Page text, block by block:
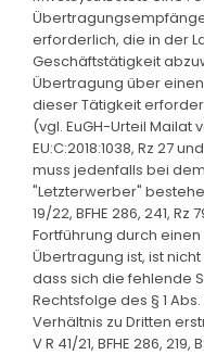
erforderlich, die in der
Geschäftstätigkeit
Übertragung über
dieser Tätigkeit
(vgl. EuGH-Urteil Mailat
EU:C:2018:1038, Rz 27
muss jedenfalls bei
"Letzterwerber"
19/22, BFHE 286, 241,
Fortführung durch
Übertragung ist, ist
dass sich die fehlende
Rechtsfolge des § 1 Abs.
Verhältnis zu Dritten
V R 41/21, BFHE 286, 219,